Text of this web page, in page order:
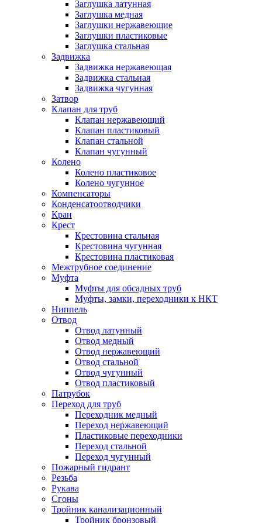
Заглушка латунная
Заглушка медная
Заглушки нержавеющие
Заглушки пластиковые
Заглушка стальная
Задвижка
Задвижка нержавеющая
Задвижка стальная
Задвижка чугунная
Затвор
Клапан для труб
Клапан нержавеющий
Клапан пластиковый
Клапан стальной
Клапан чугунный
Колено
Колено пластиковое
Колено чугунное
Компенсаторы
Конденсатоотводчики
Кран
Крест
Крестовина стальная
Крестовина чугунная
Крестовина пластиковая
Межтрубное соединение
Муфта
Муфты для обсадных труб
Муфты, замки, переходники к НКТ
Ниппель
Отвод
Отвод латунный
Отвод медный
Отвод нержавеющий
Отвод стальной
Отвод чугунный
Отвод пластиковый
Патрубок
Переход для труб
Переходник медный
Переход нержавеющий
Пластиковые переходники
Переход стальной
Переход чугунный
Пожарный гидрант
Резьба
Рукава
Сгоны
Тройник канализационный
Тройник бронзовый